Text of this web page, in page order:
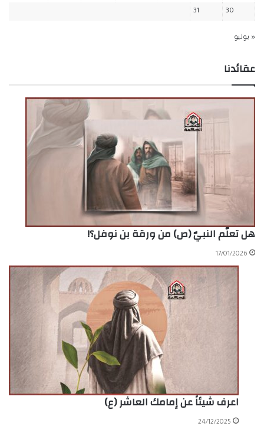
30
31
« يوليو
عقائدنا
هل تعلّم النبيّ (ص) من ورقة بن نوفل؟!
17/01/2026
اعرف شيئاً عن إمامك العاشر (ع)
24/12/2025